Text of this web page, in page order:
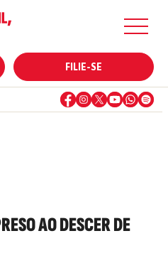
FILIE-SE
AO DESCER DE